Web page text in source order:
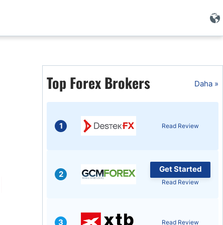
Top Forex Brokers Daha »
1 Read Review
2
Get Started
Read Review
3 Read Review